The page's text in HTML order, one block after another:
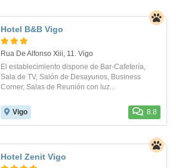
Hotel B&B Vigo
Rua De Alfonso Xiii, 11. Vigo
El establecimiento dispone de Bar-Cafetería,
Sala de TV, Salón de Desayunos, Business
Corner, Salas de Reunión con luz...
Vigo 8.8
Hotel Zenit Vigo